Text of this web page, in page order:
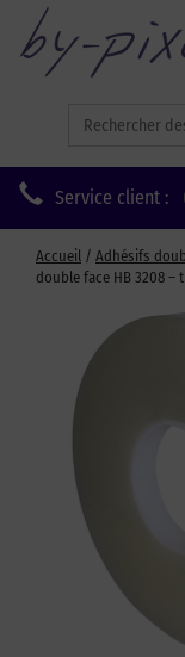
for:
Service client :
Accueil / Adhésifs
double face HB 3208 –